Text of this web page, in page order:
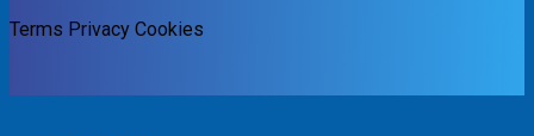
Terms Privacy Cookies